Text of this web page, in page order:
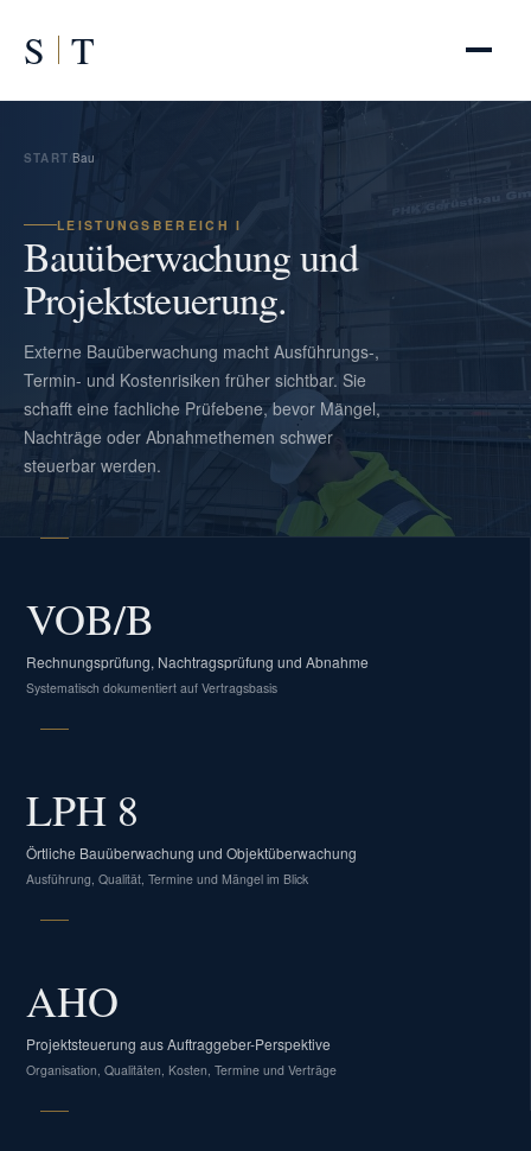
S T
START Bau
LEISTUNGSBEREICH I
Bauüberwachung und
Projektsteuerung.
Externe Bauüberwachung macht Ausführungs-,
Termin- und Kostenrisiken früher sichtbar. Sie
schafft eine fachliche Prüfebene, bevor Mängel,
Nachträge oder Abnahmethemen schwer
steuerbar werden.
VOB/B
Rechnungsprüfung, Nachtragsprüfung und Abnahme
Systematisch dokumentiert auf Vertragsbasis
LPH 8
Örtliche Bauüberwachung und Objektüberwachung
Ausführung, Qualität, Termine und Mängel im Blick
AHO
Projektsteuerung aus Auftraggeber-Perspektive
Organisation, Qualitäten, Kosten, Termine und Verträge